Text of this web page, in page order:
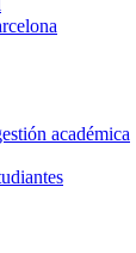
académica